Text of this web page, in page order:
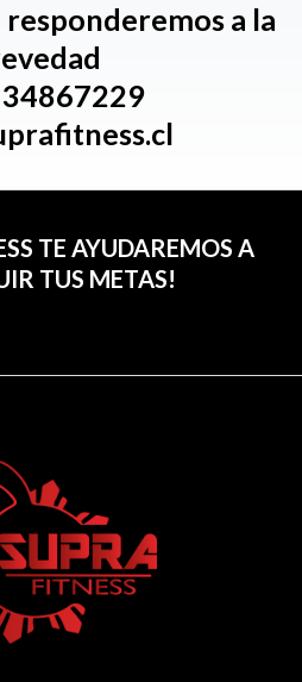
a la
TE AYUDAREMOS A
TUS METAS!